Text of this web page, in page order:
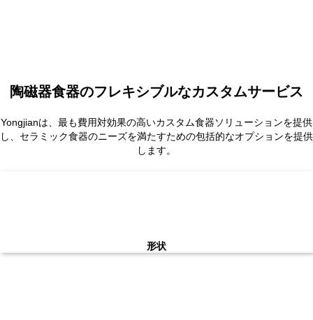
陶磁器食器のフレキシブルなカスタムサービス
Yongjianは、最も費用対効果の高いカスタム食器ソリューションを提供
し、セラミック食器のニーズを満たすための包括的なオプションを提供
します。
形状